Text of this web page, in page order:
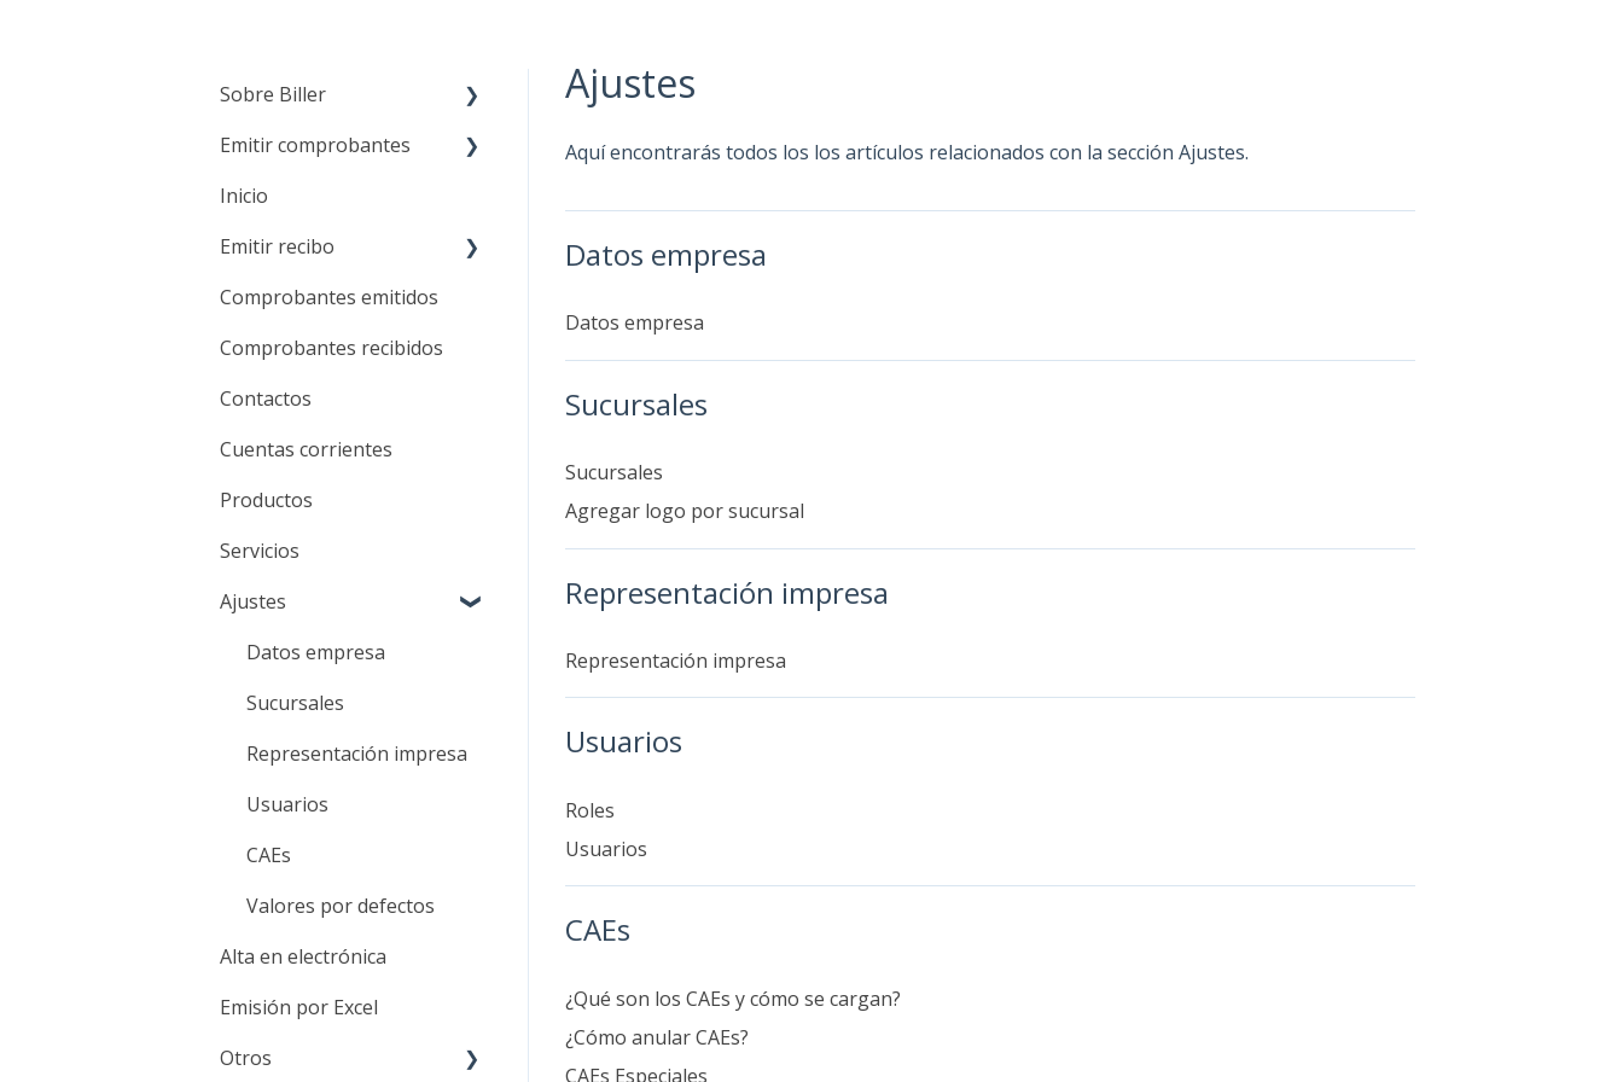
Ajustes
Aquí encontrarás todos los los artículos relacionados con la sección Ajustes.
Datos empresa
Datos empresa
Sucursales
Sucursales
Agregar logo por sucursal
Representación impresa
Representación impresa
Usuarios
Roles
Usuarios
CAEs
¿Qué son los CAEs y cómo se cargan?
¿Cómo anular CAEs?
CAEs Especiales
Sobre Biller
Sobre nosotros
Planes y registro en
Emitir comprobantes
Emisión de
comprobantes
Inicio
Emitir recibo
Emisión de recibos
Anulación de recibos
Comprobantes emitidos
Comprobantes recibidos
Contactos
Cuentas corrientes
Productos
Servicios
Ajustes
Datos empresa
Sucursales
Representación impresa
Usuarios
CAEs
Valores por defectos
Alta en electrónica
Emisión por Excel
Otros